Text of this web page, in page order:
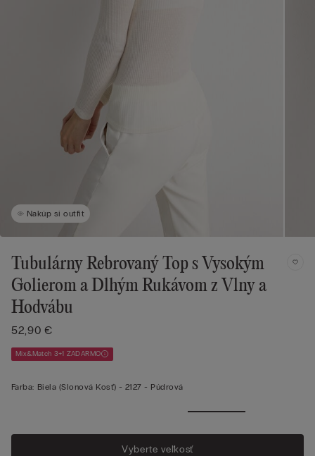
Nakúp si outfit
Tubulárny Rebrovaný Top s Vysokým
Golierom a Dlhým Rukávom z Vlny a
Hodvábu
52,90 €
Mix&Match 3+1 ZADARMO
Farba: Biela (slonová Kosť) - 2127 - Púdrová
Vyberte veľkosť